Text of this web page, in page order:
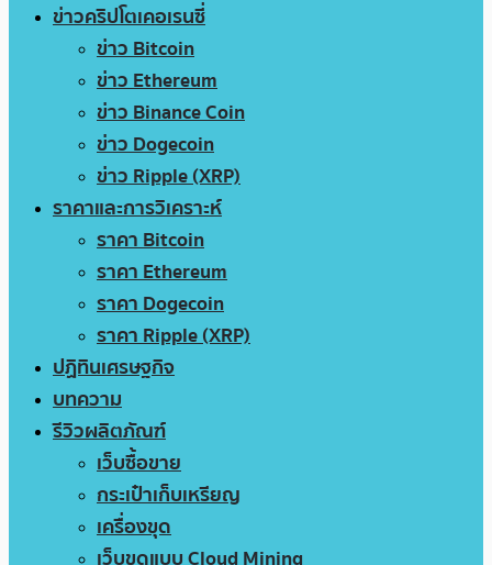
ข่าวคริปโตเคอเรนซี่
ข่าว Bitcoin
ข่าว Ethereum
ข่าว Binance Coin
ข่าว Dogecoin
ข่าว Ripple (XRP)
ราคาและการวิเคราะห์
ราคา Bitcoin
ราคา Ethereum
ราคา Dogecoin
ราคา Ripple (XRP)
ปฏิทินเศรษฐกิจ
บทความ
รีวิวผลิตภัณฑ์
เว็บซื้อขาย
กระเป๋าเก็บเหรียญ
เครื่องขุด